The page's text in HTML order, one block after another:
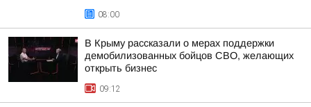
08:00
В Крыму рассказали о мерах поддержки
демобилизованных бойцов СВО, желающих
открыть бизнес
09:12